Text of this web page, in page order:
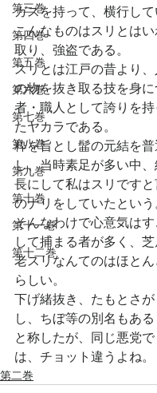
第三巻
第四巻
第五巻
第六巻
第七巻
第八巻
第九巻
第十巻
第十一巻
第十二巻
ガスを持って、横行して
こんなものはスリとはい
取り、強盗である。
スリとは江戸の昔より
の物を抜き取る技を身
者・職人として誇りを持
たヤカラである。
粋を旨とし髷の元結を普
し、当時素足が多い中
長にして私はスリですと
のナリをしていたという
そんなわけで心意気はす
して捕まる者が多く、
老スリなんてのはほと
らしい。
下げ緒抜き、たもとさ
し、ちぼ等の別名もある
と称したが、同じ悪党で
は、チョット違うよね。
第二巻